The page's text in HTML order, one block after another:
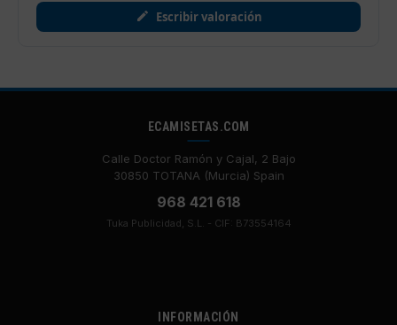
Escribir valoración
ECAMISETAS.COM
Calle Doctor Ramón y Cajal, 2 Bajo
30850 TOTANA (Murcia) Spain
968 421 618
Tuka Publicidad, S.L. - CIF: B73554164
INFORMACIÓN